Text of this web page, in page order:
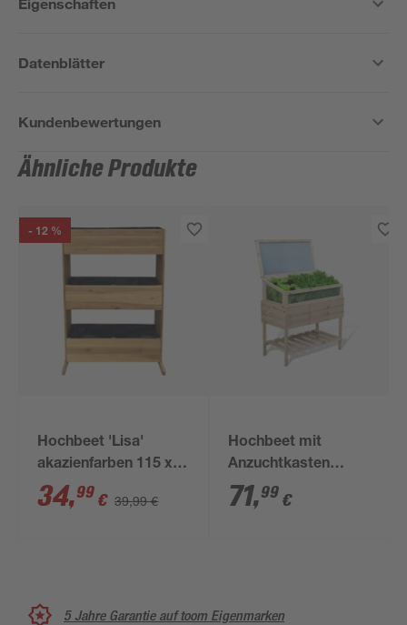
Datenblätter
Kundenbewertungen
Ähnliche Produkte
- 12 %
Hochbeet 'Lisa'
akazienfarben 115 x
70 x 40,5 cm
34,99 € 39,99 €
Hochbeet mit
Anzuchtkasten
Kiefernholz 100 x 97 x
50 cm
71,99 €
5 Jahre Garantie auf toom Eigenmarken